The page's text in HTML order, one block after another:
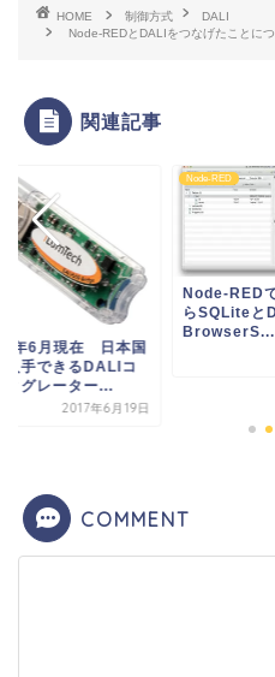
HOME 制御方式
DALI
Node-REDとDALIをつなげたことに
関連記事
年6月現在 日本国
入手できるDALIコ
ィグレーター...
2017年6月19日
Node-RED
Node-RED
らSQLiteと
BrowserS...
COMMENT